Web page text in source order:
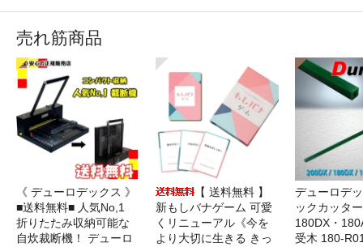
売れ筋商品
《 デューロデックス 》
■送料無料■ 人気No,1
折りたたみ収納可能な
自炊裁断機！ デューロ
【 送料無料 】
新もしバナゲーム 可愛
くリニューアル《今を
より大切に生きる きっ
デューロデ
ックカッタ
180DX・
受木 180-